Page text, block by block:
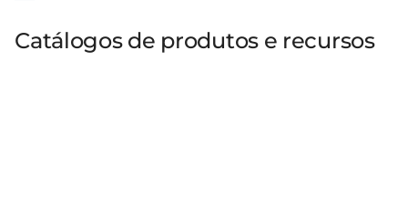
Catálogos de produtos e recursos